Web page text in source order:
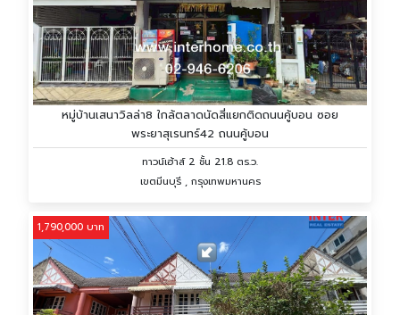
หมู่บ้านเสนาวิลล่า8 ใกล้ตลาดนัดสี่แยกติดถนนคู้บอน ซอย
พระยาสุเรนทร์42 ถนนคู้บอน
ทาวน์เฮ้าส์ 2 ชั้น 21.8 ตร.ว.
เขตมีนบุรี , กรุงเทพมหานคร
1,790,000 บาท